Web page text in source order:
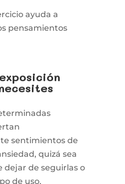
ayuda a
pensamientos
sentimientos de
quizá sea
dejar de seguirlas o
de uso.